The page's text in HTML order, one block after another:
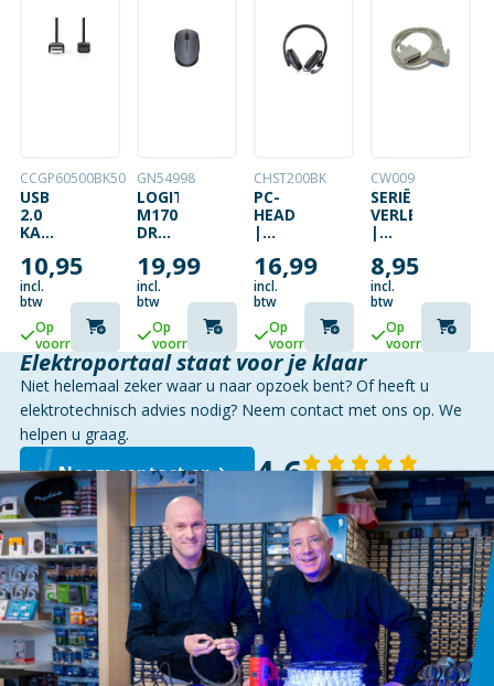
CCGP60500BK50
USB
2.0
KABEL
USB-
A
MALE
USB
MICRO-
B
MALE
| 5
METER
10,95
incl.
btw
Op
voorraad
GN54998
LOGITECH
M170
DRAADLOZE
ZWART
19,99
incl.
btw
Op
voorraad
CHST200BK
PC-
HEADSET
|
EAR
|
STEREO
| 2X
3.5
MM |
INKLAPBARE
MICROFOON
|
16,99
incl.
btw
Op
voorraad
CW009
SERIËLE
VERLENGKABEL
|
D 25
PINS
MALE
SUB-
D 25
FEMALE
| 2
METER
8,95
incl.
btw
Op
voorraad
Elektroportaal staat voor je klaar
Niet helemaal zeker waar u naar opzoek bent? Of heeft u
elektrotechnisch advies nodig? Neem contact met ons op. We
helpen u graag.
Neem contact op 4,6 143 reviews